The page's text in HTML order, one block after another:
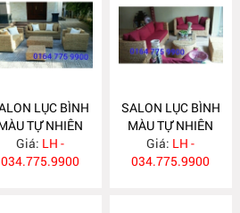
LỤC BÌNH
TỰ NHIÊN
ĐẸP LB39
Giá: LH -
034.775.9900
SALON LỤC BÌNH
MÀU TỰ NHIÊN
LB38
Giá: LH -
034.775.9900